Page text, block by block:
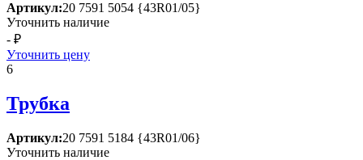
Артикул:20 7591 5054 {43R01/05}
Уточнить наличие
- ₽
Уточнить цену
6
Трубка
Артикул:20 7591 5184 {43R01/06}
Уточнить наличие